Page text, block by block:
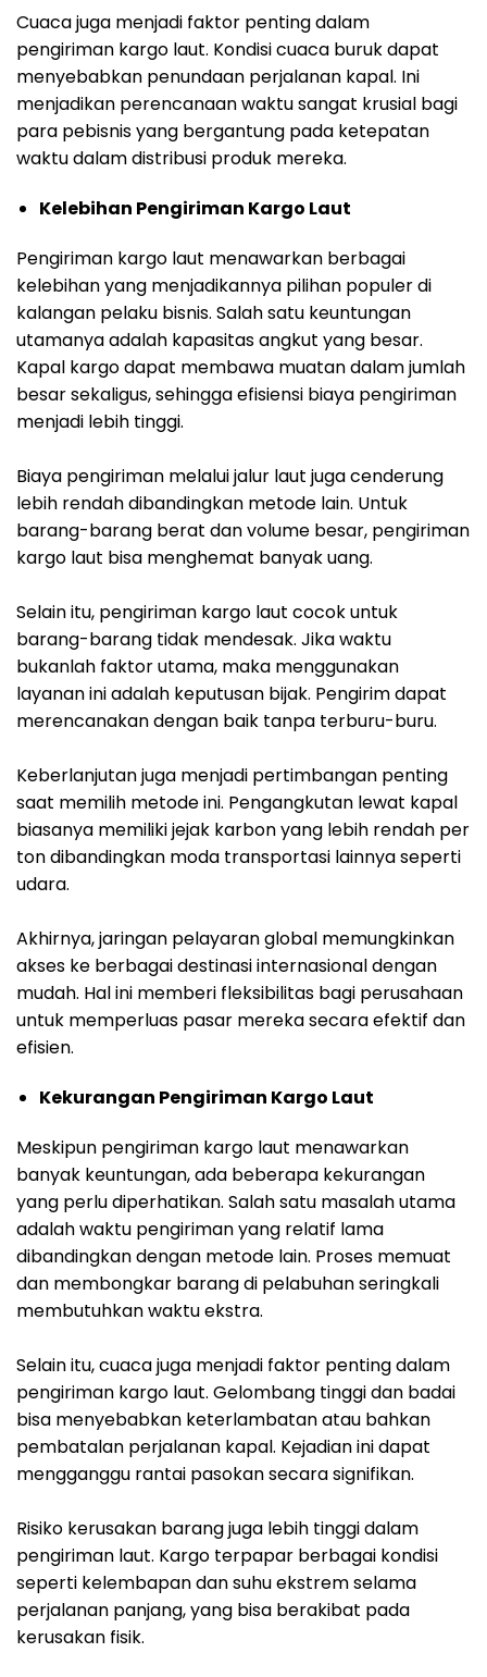
Cuaca juga menjadi faktor penting dalam
pengiriman kargo laut. Kondisi cuaca buruk dapat
menyebabkan penundaan perjalanan kapal. Ini
menjadikan perencanaan waktu sangat krusial bagi
para pebisnis yang bergantung pada ketepatan
waktu dalam distribusi produk mereka.
Kelebihan Pengiriman Kargo Laut
Pengiriman kargo laut menawarkan berbagai
kelebihan yang menjadikannya pilihan populer di
kalangan pelaku bisnis. Salah satu keuntungan
utamanya adalah kapasitas angkut yang besar.
Kapal kargo dapat membawa muatan dalam jumlah
besar sekaligus, sehingga efisiensi biaya pengiriman
menjadi lebih tinggi.
Biaya pengiriman melalui jalur laut juga cenderung
lebih rendah dibandingkan metode lain. Untuk
barang-barang berat dan volume besar, pengiriman
kargo laut bisa menghemat banyak uang.
Selain itu, pengiriman kargo laut cocok untuk
barang-barang tidak mendesak. Jika waktu
bukanlah faktor utama, maka menggunakan
layanan ini adalah keputusan bijak. Pengirim dapat
merencanakan dengan baik tanpa terburu-buru.
Keberlanjutan juga menjadi pertimbangan penting
saat memilih metode ini. Pengangkutan lewat kapal
biasanya memiliki jejak karbon yang lebih rendah per
ton dibandingkan moda transportasi lainnya seperti
udara.
Akhirnya, jaringan pelayaran global memungkinkan
akses ke berbagai destinasi internasional dengan
mudah. Hal ini memberi fleksibilitas bagi perusahaan
untuk memperluas pasar mereka secara efektif dan
efisien.
Kekurangan Pengiriman Kargo Laut
Meskipun pengiriman kargo laut menawarkan
banyak keuntungan, ada beberapa kekurangan
yang perlu diperhatikan. Salah satu masalah utama
adalah waktu pengiriman yang relatif lama
dibandingkan dengan metode lain. Proses memuat
dan membongkar barang di pelabuhan seringkali
membutuhkan waktu ekstra.
Selain itu, cuaca juga menjadi faktor penting dalam
pengiriman kargo laut. Gelombang tinggi dan badai
bisa menyebabkan keterlambatan atau bahkan
pembatalan perjalanan kapal. Kejadian ini dapat
mengganggu rantai pasokan secara signifikan.
Risiko kerusakan barang juga lebih tinggi dalam
pengiriman laut. Kargo terpapar berbagai kondisi
seperti kelembapan dan suhu ekstrem selama
perjalanan panjang, yang bisa berakibat pada
kerusakan fisik.